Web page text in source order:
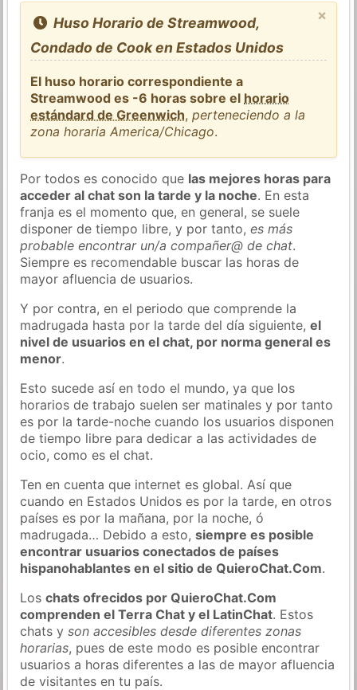
×
Huso Horario de Streamwood,
Condado de Cook en Estados Unidos
El huso horario correspondiente a
Streamwood es -6 horas sobre el horario
estándard de Greenwich,perteneciendo a la
zona horaria America/Chicago.
Por todos es conocido que las mejores horas para
acceder al chat son la tarde y la noche. En esta
franja es el momento que, en general, se suele
disponer de tiempo libre, y por tanto,es más
probable encontrar un/a compañer@ de chat.
Siempre es recomendable buscar las horas de
mayor afluencia de usuarios.
Y por contra, en el periodo que comprende la
madrugada hasta por la tarde del día siguiente,el
nivel de usuarios en el chat, por norma general es
menor.
Esto sucede así en todo el mundo, ya que los
horarios de trabajo suelen ser matinales y por tanto
es por la tarde-noche cuando los usuarios disponen
de tiempo libre para dedicar a las actividades de
ocio, como es el chat.
Ten en cuenta que internet es global. Así que
cuando en Estados Unidos es por la tarde, en otros
países es por la mañana, por la noche, ó
madrugada… Debido a esto,siempre es posible
encontrar usuarios conectados de países
hispanohablantes en el sitio de QuieroChat.Com.
Loschats ofrecidos por QuieroChat.Com
comprenden el Terra Chat y el LatinChat. Estos
chats yson accesibles desde diferentes zonas
horarias, pues de este modo es posible encontrar
usuarios a horas diferentes a las de mayor afluencia
de visitantes en tu país.